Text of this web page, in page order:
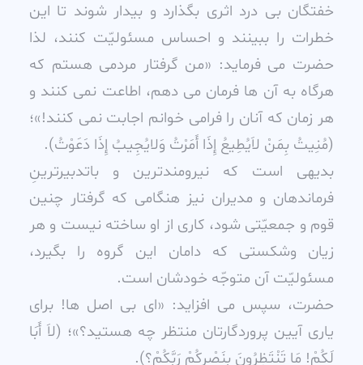
خفتگان بى درد اثرى بگذارد و بيدار شوند تا اين
خطرات را ببينند و احساس مسئوليّت کنند، لذا
حضرت مى فرمايد: «من گرفتار مردمى هستم که
هرگاه به آن ها فرمان مى دهم، اطاعت نمى کنند و
هر زمان که آنان را فرامى خوانم اجابت نمى کنند!»؛
(مُنِيتُ بِمَنْ لاَيُطِيعُ إِذَا أَمَرْتُ وَلايُجِيبُ إِذَا دَعَوْتُ).
بديهى است که نيرومندترين و باتدبيرترينِ
فرماندهان و مديران نيز هنگامى که گرفتار چنين
قوم و جمعيّتى شود، کارى از او ساخته نيست و هر
زيان وشکستى که دامان اين گروه را بگيرد،
مسئوليّت آن متوجّه خودشان است.
حضرت، سپس مى افزايد: «اى بى اصل ها! براى
يارى آيين پروردگارتان منتظر چه هستيد؟»؛ (لاَ أَبَا
لَکُمْ! مَا تَنْتَظِرُونَ بِنَصْرِکُمْ رَبَّکُمْ؟).